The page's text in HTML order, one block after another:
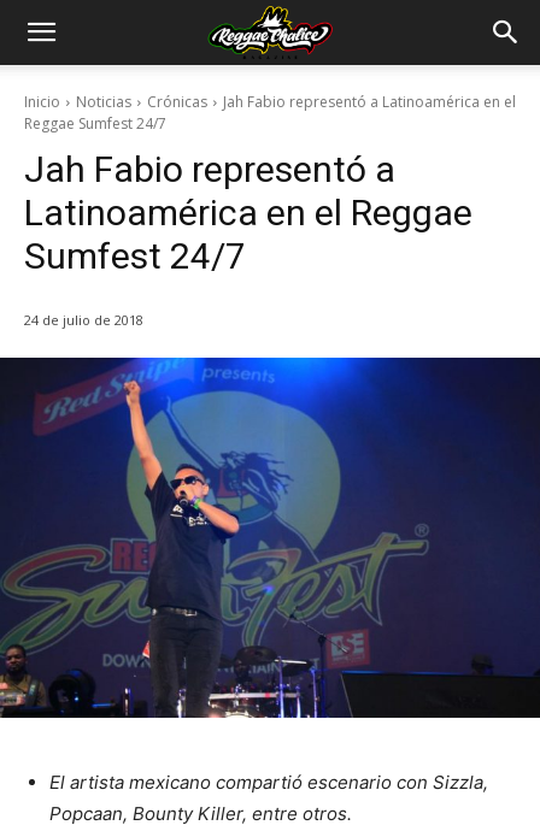
Inicio Noticias Crónicas
Jah Fabio representó a Latinoamérica en el
Reggae Sumfest 24/7
Jah Fabio representó a
Latinoamérica en el Reggae
Sumfest 24/7
24 de julio de 2018
El artista mexicano compartió escenario con Sizzla,
Popcaan, Bounty Killer, entre otros.